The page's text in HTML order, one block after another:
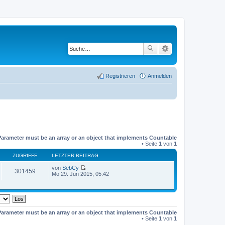
Anmelden
Registrieren
must be an array or an object that implements Countable
• Seite 1 von 1
ZUGRIFFE LETZTER BEITRAG
301459 von SebCy
N
e
r
Mo 29. Jun 2015, 05:42
must be an array or an object that implements Countable
• Seite 1 von 1